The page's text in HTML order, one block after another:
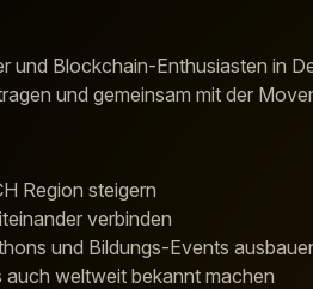
und Blockchain-Enthusiasten in
und gemeinsam mit der
Region steigern
verbinden
und Bildungs-Events
weltweit bekannt machen